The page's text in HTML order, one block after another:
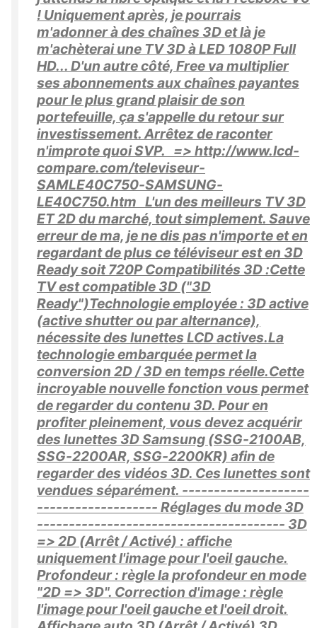
! Uniquement après, je pourrais
m'adonner à des chaînes 3D et là je
m'achèterai une TV 3D à LED 1080P Full
HD... D'un autre côté, Free va multiplier
ses abonnements aux chaînes payantes
pour le plus grand plaisir de son
portefeuille, ça s'appelle du retour sur
investissement. Arrêtez de raconter
n'improte quoi SVP. => http://www.lcd-
compare.com/televiseur-
SAMLE40C750-SAMSUNG-
LE40C750.htm L'un des meilleurs TV 3D
ET 2D du marché, tout simplement. Sauve
erreur de ma, je ne dis pas n'importe et en
regardant de plus ce téléviseur est en 3D
Ready soit 720P Compatibilités 3D :Cette
TV est compatible 3D ("3D
Ready")Technologie employée : 3D active
(active shutter ou par alternance),
nécessite des lunettes LCD actives.La
technologie embarquée permet la
conversion 2D / 3D en temps réelle.Cette
incroyable nouvelle fonction vous permet
de regarder du contenu 3D. Pour en
profiter pleinement, vous devez acquérir
des lunettes 3D Samsung (SSG-2100AB,
SSG-2200AR, SSG-2200KR) afin de
regarder des vidéos 3D. Ces lunettes sont
vendues séparément. --------------------
------------------- Réglages du mode 3D
--------------------------------------- 3D
=> 2D (Arrêt / Activé) : affiche
uniquement l'image pour l'oeil gauche.
Profondeur : règle la profondeur en mode
"2D => 3D". Correction d'image : règle
l'image pour l'oeil gauche et l'oeil droit.